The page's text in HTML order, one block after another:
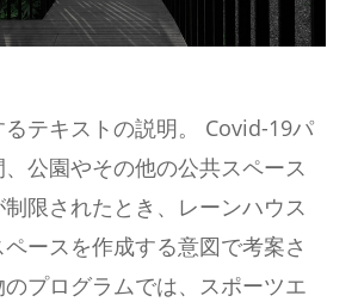
テキストの説明。 Covid-19パ
公園やその他の公共スペース
限されたとき、レーンハウス
ースを作成する意図で考案さ
プログラムでは、スポーツエ